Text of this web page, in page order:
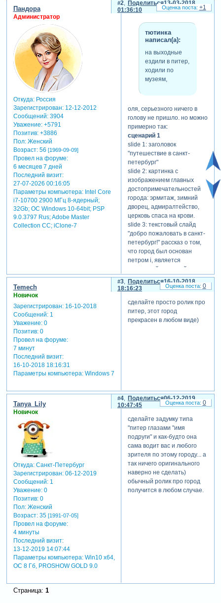
Поделиться
2
13-03-2018
01:36:10
Пандора
Администратор
Откуда:Россия
Зарегистрирован: 12-12-2012
Сообщений:3904
Уважение: +5791
Позитив: +3886
Пол:Женский
Возраст:56 [1969-09-09]
Провел на форуме:
6 месяцев 7 дней
Последний визит:
27-07-2026 00:16:05
Параметры компьютера:Intel Core
i7-10700 2900 МГц 8-ядерный;
32Gb; ОС Windows 10-64bit; PSP
9.0.3797 Rus; Adobe Master
Collection СС; iClone-7
тютинка
написал(а):
на выходные
ездили в питер,
ходили по
музеям,
оля, серьезного ничего в
голову не пришло. но можно
примерно так:
сценарий 1
slide 1: заголовок
"путешествие в санкт-
петербург"
slide 2: картинка с
изображением главных
достопримечательностей
города: эрмитаж, зимний
дворец, адмиралтейство,
церковь спаса на крови.
slide 3: текстовый слайд
"добро пожаловать в санкт-
петербург!" рассказ о том,
что город был основан
петром i, является
культурной столицей
россии и богат
историческими
slide 4: картинка с
изображением
петропавловской крепости
slide 6: картинка с
изображением зимнего
истории, что он был
резиденцией российских
императоров.
slide 7: картинка с
изображением
адмиралтейства и
описание, что это один из
главных символов санкт-
петербурга и был построен
+1
Поделиться
3
16-10-2018
18:16:23
Temech
Новичок
Зарегистрирован: 16-10-2018
Сообщений:1
Уважение: 0
Позитив: 0
Провел на форуме:
7 минут
Последний визит:
16-10-2018 18:16:31
Параметры компьютера:Windows 7
сделайте просто ролик про
питер, этот город
прекрасен в любом виде)
0
Поделиться
4
06-12-2019
10:47:45
Tanya_Lily
Новичок
Откуда:Санкт-Петербург
Зарегистрирован: 06-12-2019
Сообщений:1
Уважение: 0
Позитив: 0
Пол:Женский
Возраст:35 [1991-07-05]
Провел на форуме:
4 минуты
Последний визит:
13-12-2019 14:07:44
Параметры компьютера:Win10 x64,
ОС 8 Гб, PROSHOW GOLD 9.0
сделайте задумку типа
"питер глазами "имя
подруги" и как-будто она
сама водит вас и любого
зрителя по этому городу... а
так ничего оригинального
наверно не сделать)
обычный ролик про город
получится в любом случае.
0
Страница: 1